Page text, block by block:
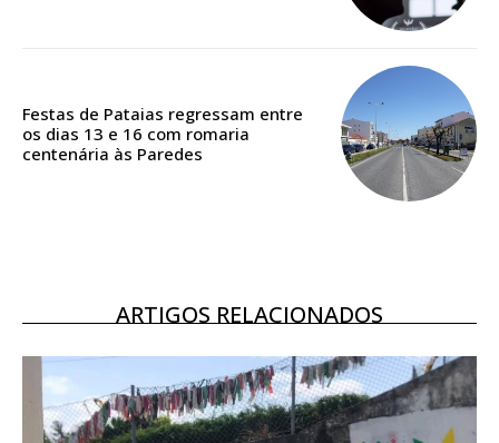
DIGITAL ANUAL
16€
12 meses
Festas de Pataias regressam entre
os dias 13 e 16 com romaria
centenária às Paredes
ARTIGOS RELACIONADOS